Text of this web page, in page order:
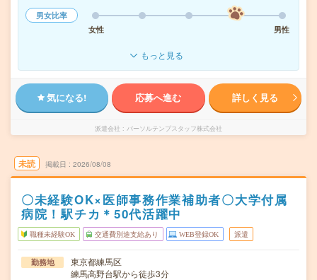
男女比率
女性
男性
もっと見る
気になる! 応募へ進む 詳しく見る
派遣会社 パーソルテンプスタッフ株式会社
未読 掲載日 2026/08/08
〇未経験OK×医師事務作業補助者〇大学付属
病院！駅チカ＊50代活躍中
職種未経験OK 交通費別途支給あり WEB登録OK 派遣
勤務地
東京都練馬区
練馬高野台駅から徒歩3分